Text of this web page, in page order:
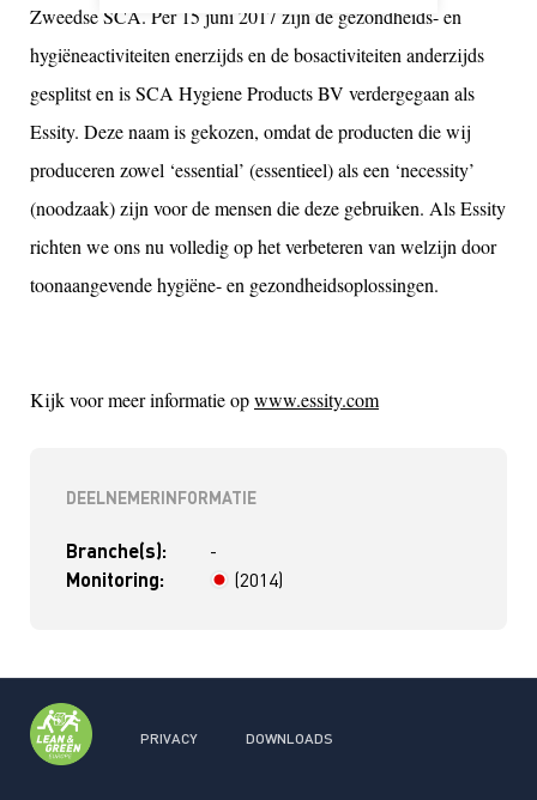
DEELNEMERINFORMATIE
Branche(s): -
Monitoring:
> 4 jaar
(2014)
Zweedse SCA. Per 15 juni 2017 zijn de gezondheids- en
hygiëneactiviteiten enerzijds en de bosactiviteiten anderzijds
gesplitst en is SCA Hygiene Products BV verdergegaan als
Essity. Deze naam is gekozen, omdat de producten die wij
produceren zowel ‘essential’ (essentieel) als een ‘necessity’
(noodzaak) zijn voor de mensen die deze gebruiken. Als Essity
richten we ons nu volledig op het verbeteren van welzijn door
toonaangevende hygiëne- en gezondheidsoplossingen.
Kijk voor meer informatie opwww.essity.com
PRIVACY DOWNLOADS